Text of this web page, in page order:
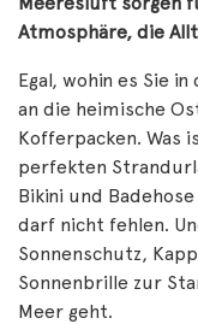
Atmosphäre, die
Egal, wohin es Sie
an die heimische
Kofferpacken. Was
perfekten
Bikini und
darf nicht fehlen.
Sonnenschutz,
Sonnenbrille zur
Meer geht.